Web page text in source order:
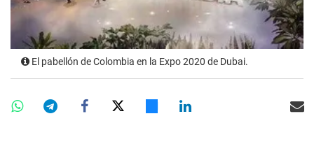
El pabellón de Colombia en la Expo 2020 de Dubai.